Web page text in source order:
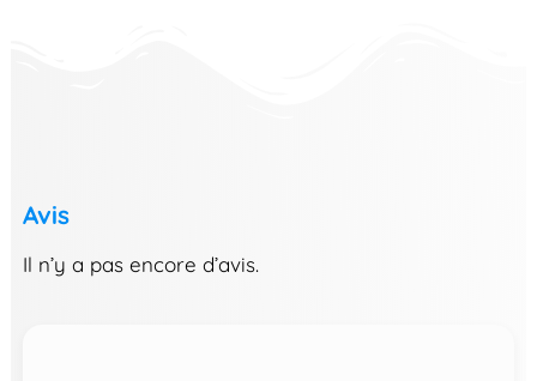
Avis
Il n’y a pas encore d’avis.